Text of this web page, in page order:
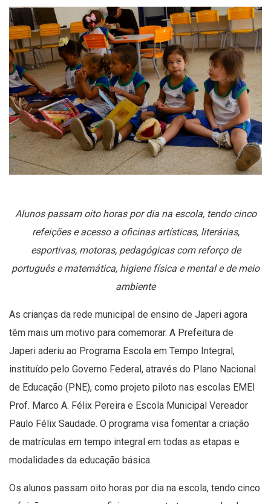
Alunos passam oito horas por dia na escola, tendo cinco
refeições e acesso a oficinas artísticas, literárias,
esportivas, motoras, pedagógicas com reforço de
português e matemática, higiene física e mental e de meio
ambiente
As crianças da rede municipal de ensino de Japeri agora
têm mais um motivo para comemorar. A Prefeitura de
Japeri aderiu ao Programa Escola em Tempo Integral,
instituído pelo Governo Federal, através do Plano Nacional
de Educação (PNE), como projeto piloto nas escolas EMEI
Prof. Marco A. Félix Pereira e Escola Municipal Vereador
Paulo Félix Saudade. O programa visa fomentar a criação
de matrículas em tempo integral em todas as etapas e
modalidades da educação básica.
Os alunos passam oito horas por dia na escola, tendo cinco